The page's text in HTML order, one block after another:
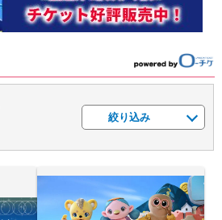
絞り込み